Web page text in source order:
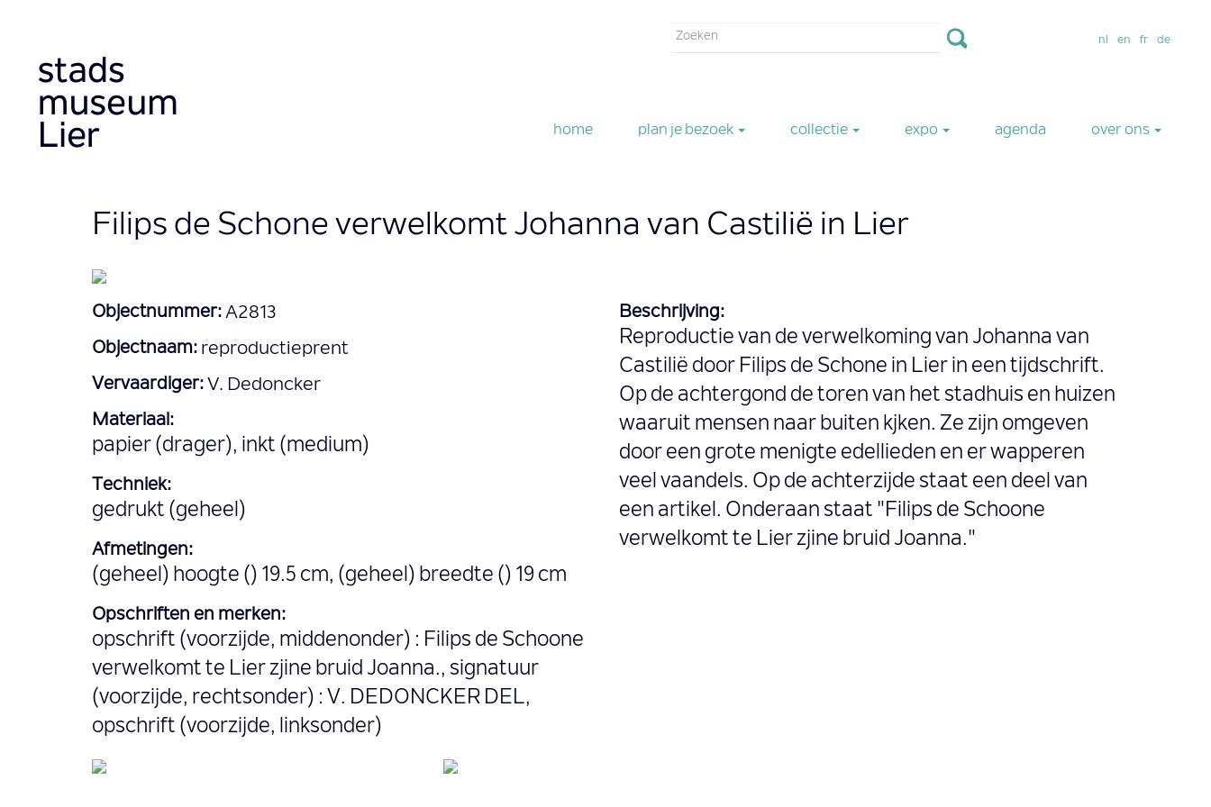
Zoekveld nl en fr de
home plan je bezoek collectie expo agenda over ons
Filips de Schone verwelkomt Johanna van Castilië in Lier
Objectnummer: A2813
Objectnaam: reproductieprent
Vervaardiger: V. Dedoncker
Materiaal:
papier (drager), inkt (medium)
Techniek:
gedrukt (geheel)
Afmetingen:
(geheel) hoogte () 19.5 cm, (geheel) breedte () 19 cm
Opschriften en merken:
opschrift (voorzijde, middenonder) : Filips de Schoone
verwelkomt te Lier zjine bruid Joanna., signatuur
(voorzijde, rechtsonder) : V. DEDONCKER DEL,
opschrift (voorzijde, linksonder)
Beschrijving:
Reproductie van de verwelkoming van Johanna van
Castilië door Filips de Schone in Lier in een tijdschrift.
Op de achtergond de toren van het stadhuis en huizen
waaruit mensen naar buiten kjken. Ze zijn omgeven
door een grote menigte edellieden en er wapperen
veel vaandels. Op de achterzijde staat een deel van
een artikel. Onderaan staat "Filips de Schoone
verwelkomt te Lier zjine bruid Joanna."